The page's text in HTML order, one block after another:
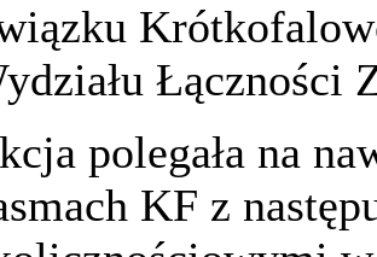
Łączności
polegała na
KF z